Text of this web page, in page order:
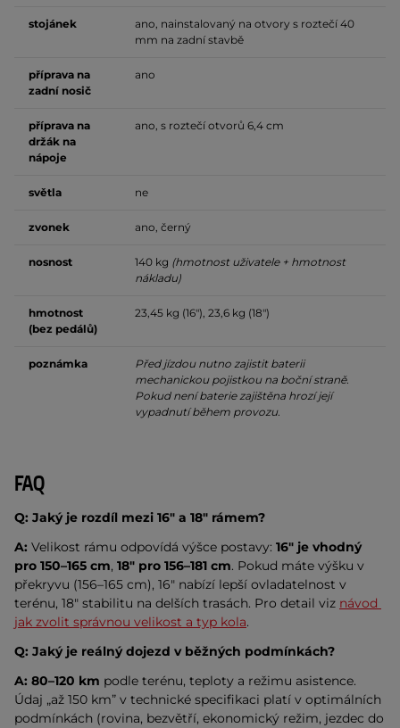
stojánek
ano, nainstalovaný na otvory s roztečí 40
mm na zadní stavbě
příprava na
zadní nosič
ano
příprava na
držák na
nápoje
ano, s roztečí otvorů 6,4 cm
světla ne
zvonek ano, černý
nosnost 140 kg (hmotnost uživatele + hmotnost
nákladu)
hmotnost
(bez pedálů)
23,45 kg (16"), 23,6 kg (18")
poznámka
Před jízdou nutno zajistit baterii
mechanickou pojistkou na boční straně.
Pokud není baterie zajištěna hrozí její
vypadnutí během provozu.
FAQ
Q: Jaký je rozdíl mezi 16″ a 18″ rámem?
A: Velikost rámu odpovídá výšce postavy: 16″ je vhodný
pro 150–165 cm, 18″ pro 156–181 cm. Pokud máte výšku v
překryvu (156–165 cm), 16″ nabízí lepší ovladatelnost v
terénu, 18″ stabilitu na delších trasách. Pro detail viz návod
jak zvolit správnou velikost a typ kola.
Q: Jaký je reálný dojezd v běžných podmínkách?
A: 80–120 km podle terénu, teploty a režimu asistence.
Údaj „až 150 km” v technické specifikaci platí v optimálních
podmínkách (rovina, bezvětří, ekonomický režim, jezdec do